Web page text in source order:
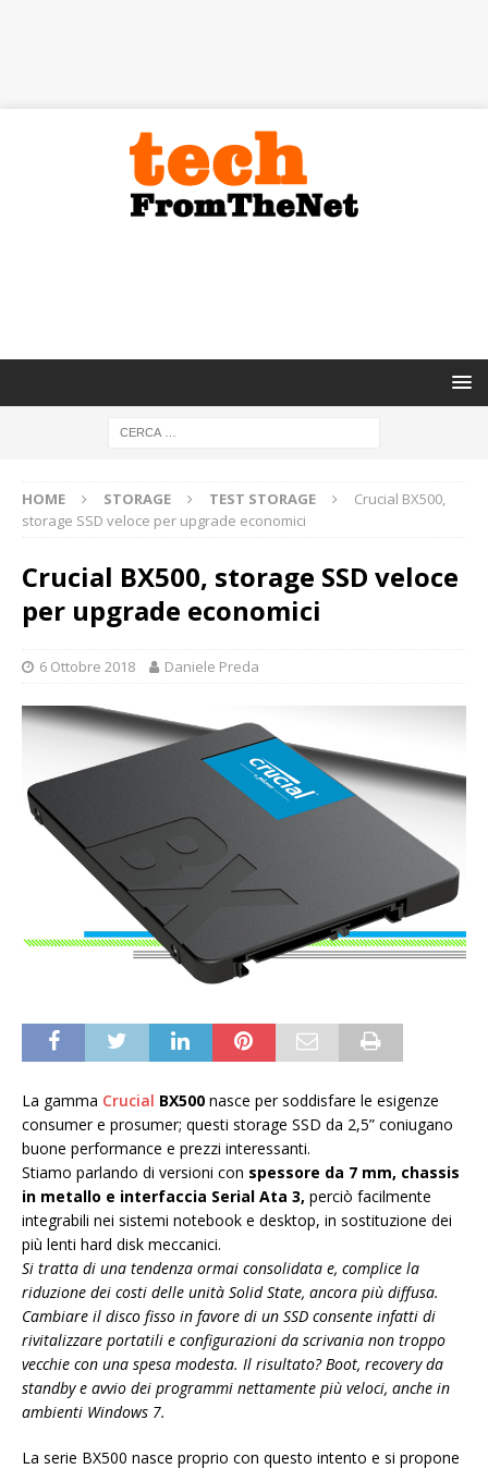
HOME STORAGE TEST STORAGE
Crucial BX500,
storage SSD veloce per upgrade economici
Crucial BX500, storage SSD veloce
per upgrade economici
6 Ottobre 2018 Daniele Preda
La gamma Crucial BX500 nasce per soddisfare le esigenze
consumer e prosumer; questi storage SSD da 2,5” coniugano
buone performance e prezzi interessanti.
Stiamo parlando di versioni con spessore da 7 mm, chassis
in metallo e interfaccia Serial Ata 3, perciò facilmente
integrabili nei sistemi notebook e desktop, in sostituzione dei
più lenti hard disk meccanici.
Si tratta di una tendenza ormai consolidata e, complice la
riduzione dei costi delle unità Solid State, ancora più diffusa.
Cambiare il disco fisso in favore di un SSD consente infatti di
rivitalizzare portatili e configurazioni da scrivania non troppo
vecchie con una spesa modesta. Il risultato? Boot, recovery da
standby e avvio dei programmi nettamente più veloci, anche in
ambienti Windows 7.
La serie BX500 nasce proprio con questo intento e si propone